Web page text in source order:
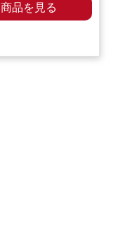
商品を見る